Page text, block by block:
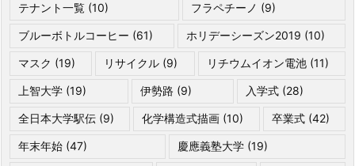
テナント一覧 (10) フラペチーノ (9)
ブルーボトルコーヒー (61) ホリデーシーズン2019 (10)
マスク (19) リサイクル (9) リチウムイオン電池(11)
上智大学 (19) 伊勢路 (9) 入学式 (28)
全日本大学駅伝 (9) 化学構造式描画 (10) 卒業式(42)
年末年始 (47) 慶應義塾大学(19)